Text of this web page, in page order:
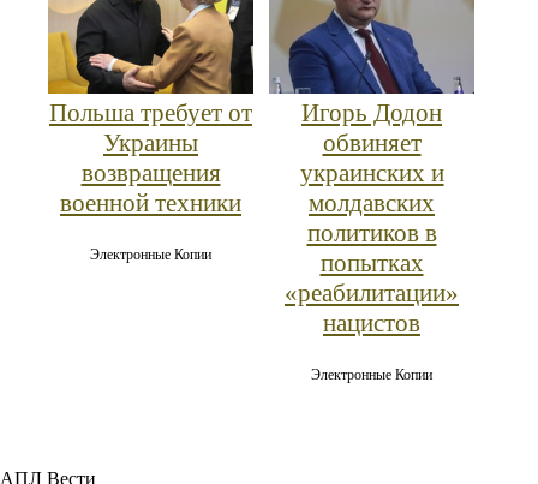
Польша требует от
Украины
возвращения
военной техники
Электронные Копии
Игорь Додон
обвиняет
украинских и
молдавских
политиков в
попытках
«реабилитации»
нацистов
Электронные Копии
АПЛ Вести